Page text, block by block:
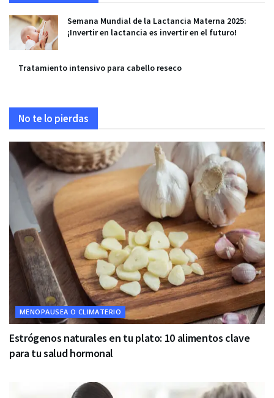
Semana Mundial de la Lactancia Materna 2025:
¡Invertir en lactancia es invertir en el futuro!
Tratamiento intensivo para cabello reseco
No te lo pierdas
MENOPAUSEA O CLIMATERIO
Estrógenos naturales en tu plato: 10 alimentos clave
para tu salud hormonal